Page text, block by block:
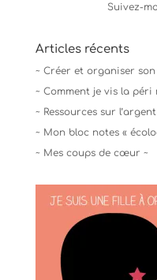
Suivez-
Articles récents
~ Créer et organiser son
~ Comment je vis la péri
~ Ressources sur
~ Mon bloc notes «
~ Mes coups de cœur ~